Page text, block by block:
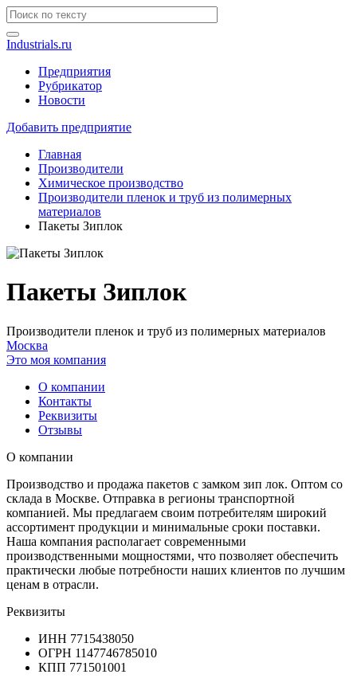
Industrials.ru
Предприятия
Рубрикатор
Новости
Добавить предприятие
Главная
Производители
Химическое производство
Производители пленок и труб из полимерных
материалов
Пакеты Зиплок
Пакеты Зиплок
Производители пленок и труб из полимерных материалов
Москва
Это моя компания
О компании
Контакты
Реквизиты
Отзывы
О компании
Производство и продажа пакетов с замком зип лок. Оптом со
склада в Москве. Отправка в регионы транспортной
компанией. Мы предлагаем своим потребителям широкий
ассортимент продукции и минимальные сроки поставки.
Наша компания располагает современными
производственными мощностями, что позволяет обеспечить
практически любые потребности наших клиентов по лучшим
ценам в отрасли.
Реквизиты
ИНН 7715438050
ОГРН 1147746785010
КПП 771501001